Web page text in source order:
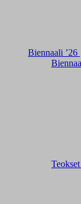
Biennaali ’26